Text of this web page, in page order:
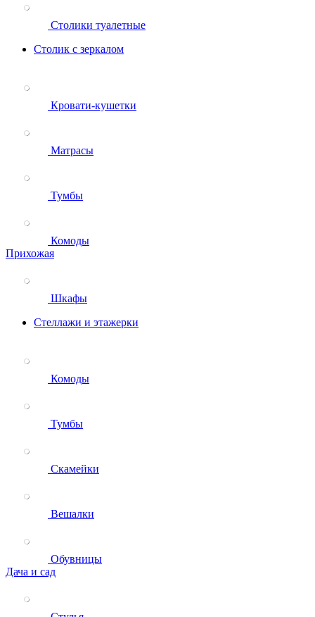
Столики туалетные
Столик с зеркалом
Кровати-кушетки
Матрасы
Тумбы
Комоды
Прихожая
Шкафы
Стеллажи и этажерки
Комоды
Тумбы
Скамейки
Вешалки
Обувницы
Дача и сад